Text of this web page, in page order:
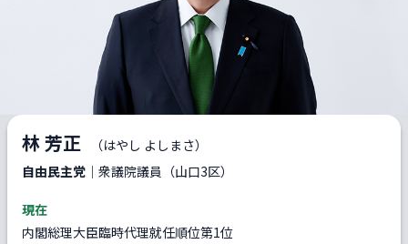
林 芳正
（はやし よしまさ）
自由民主党 ｜衆議院議員（山口3区）
現在
内閣総理大臣臨時代理就任順位第1位